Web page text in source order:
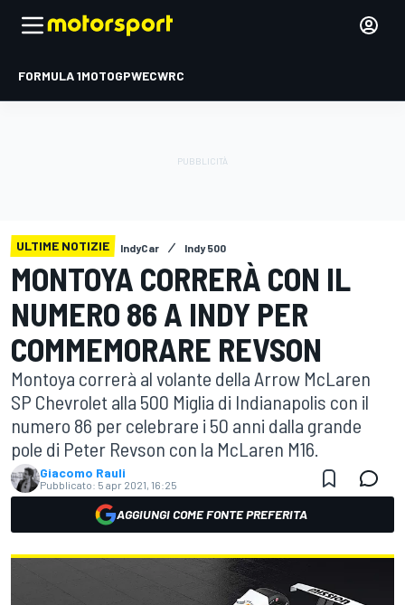
FORMULA 1MOTOGPWECWRC
ULTIME NOTIZIE IndyCar Indy 500
MONTOYA CORRERÀ CON IL
NUMERO 86 A INDY PER
COMMEMORARE REVSON
Montoya correrà al volante della Arrow McLaren
SP Chevrolet alla 500 Miglia di Indianapolis con il
numero 86 per celebrare i 50 anni dalla grande
pole di Peter Revson con la McLaren M16.
Giacomo Rauli
Pubblicato: 5 apr 2021, 16:25
AGGIUNGI COME FONTE PREFERITA